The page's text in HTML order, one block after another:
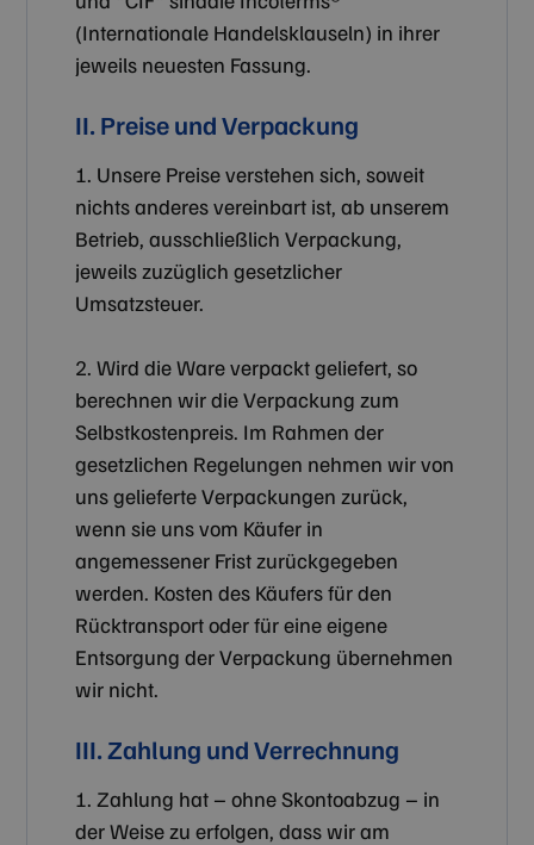
(Internationale Handelsklauseln) in ihrer
jeweils neuesten Fassung.
II. Preise und Verpackung
1. Unsere Preise verstehen sich, soweit
nichts anderes vereinbart ist, ab unserem
Betrieb, ausschließlich Verpackung,
jeweils zuzüglich gesetzlicher
Umsatzsteuer.
2. Wird die Ware verpackt geliefert, so
berechnen wir die Verpackung zum
Selbstkostenpreis. Im Rahmen der
gesetzlichen Regelungen nehmen wir von
uns gelieferte Verpackungen zurück,
wenn sie uns vom Käufer in
angemessener Frist zurückgegeben
werden. Kosten des Käufers für den
Rücktransport oder für eine eigene
Entsorgung der Verpackung übernehmen
wir nicht.
III. Zahlung und Verrechnung
1. Zahlung hat – ohne Skontoabzug – in
der Weise zu erfolgen, dass wir am